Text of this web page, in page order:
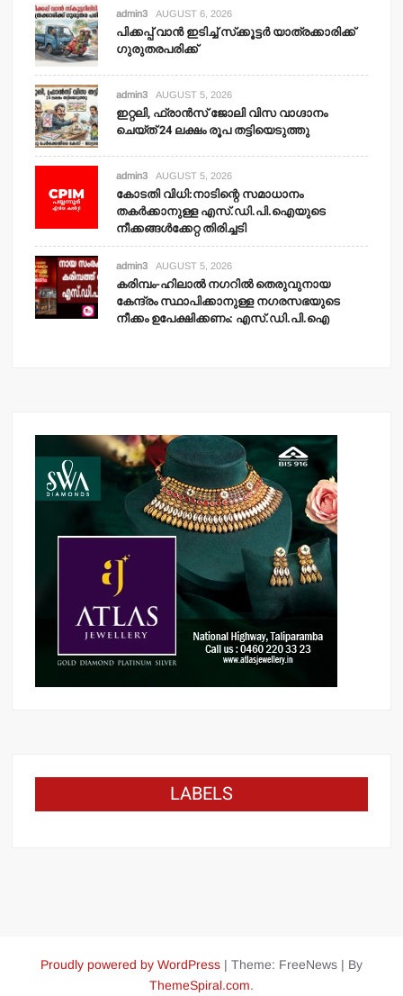
admin3 AUGUST 6, 2026
പിക്കപ്പ് വാന്‍ ഇടിച്ച് സ്‌ക്കൂട്ടര്‍ യാത്രക്കാരിക്ക്
ഗുരുതരപരിക്ക്
admin3 AUGUST 5, 2026
ഇറ്റലി, ഫ്രാന്‍സ് ജോലി വിസ വാഗ്ദാനം
ചെയ്ത് 24 ലക്ഷം രൂപ തട്ടിയെടുത്തു
admin3 AUGUST 5, 2026
കോടതി വിധി:നാടിന്റെ സമാധാനം
തകര്‍ക്കാനുള്ള എസ്.ഡി.പി.ഐയുടെ
നീക്കങ്ങള്‍ക്കേറ്റ തിരിച്ചടി
admin3 AUGUST 5, 2026
കരിമ്പം-ഹിലാല്‍ നഗറില്‍ തെരുവുനായ
കേന്ദ്രം സ്ഥാപിക്കാനുള്ള നഗരസഭയുടെ
നീക്കം ഉപേക്ഷിക്കണം: എസ്.ഡി.പി.ഐ
LABELS
Proudly powered by WordPress | Theme: FreeNews | By
ThemeSpiral.com.